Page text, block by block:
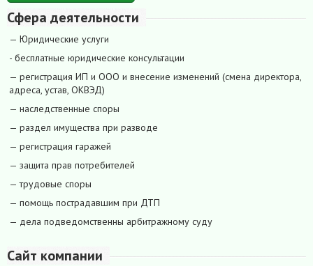
Сфера деятельности
— Юридические услуги
- бесплатные юридические консультации
— регистрация ИП и ООО и внесение изменений (смена директора,
адреса, устав, ОКВЭД)
— наследственные споры
— раздел имущества при разводе
— регистрация гаражей
— защита прав потребителей
— трудовые споры
— помощь пострадавшим при ДТП
— дела подведомственны арбитражному суду
Сайт компании